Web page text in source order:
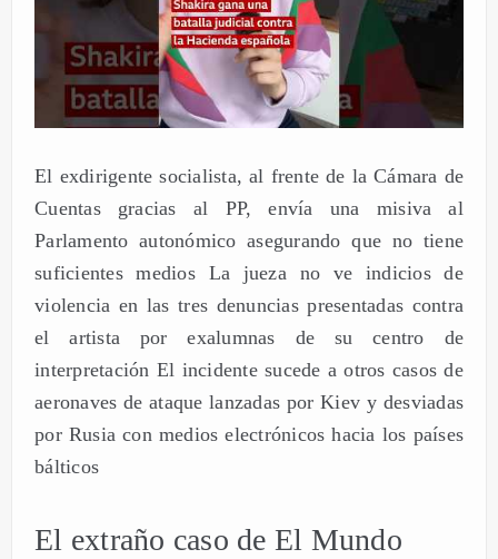
El exdirigente socialista, al frente de la Cámara de
Cuentas gracias al PP, envía una misiva al
Parlamento autonómico asegurando que no tiene
suficientes medios La jueza no ve indicios de
violencia en las tres denuncias presentadas contra
el artista por exalumnas de su centro de
interpretación El incidente sucede a otros casos de
aeronaves de ataque lanzadas por Kiev y desviadas
por Rusia con medios electrónicos hacia los países
bálticos
El extraño caso de El Mundo